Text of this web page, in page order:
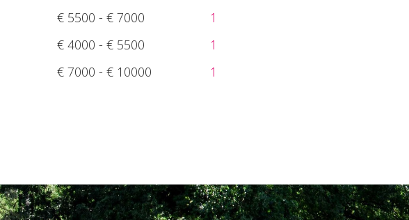
€ 5500 - € 7000
1
€ 4000 - € 5500
1
€ 7000 - € 10000
1